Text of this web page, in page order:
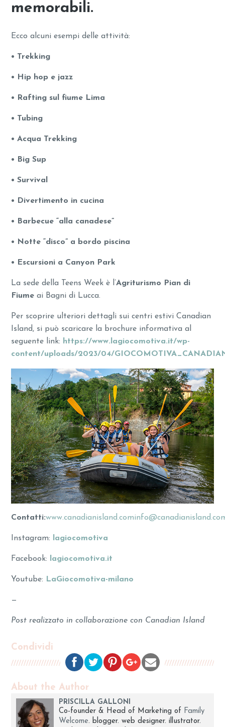
memorabili.
Ecco alcuni esempi delle attività:
• Trekking
• Hip hop e jazz
• Rafting sul fiume Lima
• Tubing
• Acqua Trekking
• Big Sup
• Survival
• Divertimento in cucina
• Barbecue “alla canadese”
• Notte “disco” a bordo piscina
• Escursioni a Canyon Park
La sede della Teens Week è l’Agriturismo Pian di
Fiume ai Bagni di Lucca.
Per scoprire ulteriori dettagli sui centri estivi Canadian
Island, si può scaricare la brochure informativa al
seguente link: https://www.lagiocomotiva.it/wp-
content/uploads/2023/04/
Contatti:www.canadianisland.com
Instagram: lagiocomotiva
Facebook: lagiocomotiva.it
Youtube: LaGiocomotiva-milano
—
Post realizzato in collaborazione con Canadian Island
Condividi
About the Author
PRISCILLA GALLONI
Co-founder & Head of Marketing of Family
Welcome. blogger. web designer. illustrator.